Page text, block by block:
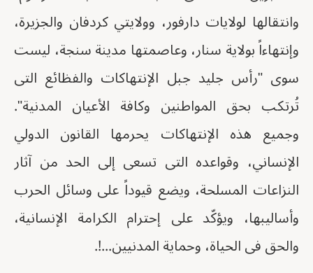
وانتقالها لولايات دارفور، وولايتي كردفان والجزيرة،
وإنتهاءاً بولاية سنار، وعاصمتها مدينة سنجة، ليست
سوى "رأس جليد جبل الإنتهاكات والفظائع التى
تُرتكب بحق المواطنين وكافة الأعيان المدنية".
وجميع هذه الإنتهاكات يحرمها القانون الدولي
الإنساني، وقواعده التى تسعى إلى الحد من آثار
النزاعات المسلحة، ويضع قيوداً على وسائل الحرب
وأساليبها، ويؤكّد على إحترام الكرامة الإنسانية،
والحق فى الحياة، وحماية المدنيين...!.